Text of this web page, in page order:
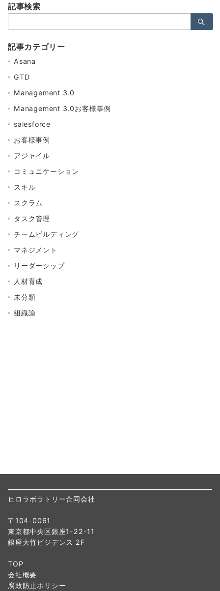
記事検索
索：
記事カテゴリー
Asana
GTD
Management 3.0
Management 3.0お客様事例
salesforce
お客様事例
アジャイル
コミュニケーション
スキル
スクラム
タスク管理
チームビルディング
マネジメント
リーダーシップ
人材育成
未分類
組織論
ヒロラボラトリー合同会社
〒104-0061
東京都中央区銀座1-22-11
銀座大竹ビジデンス 2F
TOP
会社概要
腐敗防止ポリシー